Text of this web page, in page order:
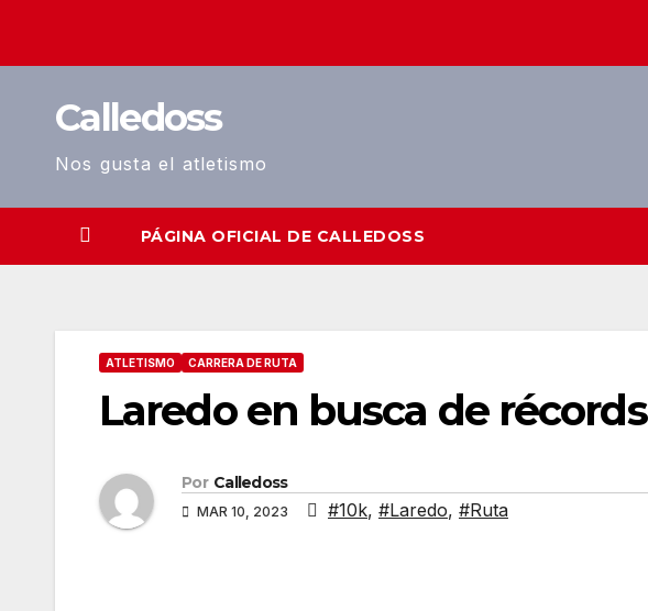
Calledoss
Nos gusta el atletismo
PÁGINA OFICIAL DE CALLEDOSS
ATLETISMO CARRERA DE RUTA
Laredo en busca de récords
Por Calledoss
MAR 10, 2023 #10k, #Laredo, #Ruta